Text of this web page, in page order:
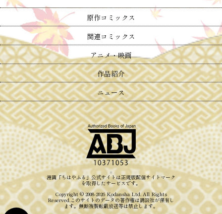
原作コミックス
関連コミックス
アニメ・映画
作品紹介
ニュース
漫画「ちはやふる」公式サイトは正規版配信サイトマーク
を取得したサービスです。
Copyright © 2008-2026KodanshaLtd. All Rights
Reserved.このサイトのデータの著作権は講談社が保有し
ます。無断複製転載放送等は禁止します。